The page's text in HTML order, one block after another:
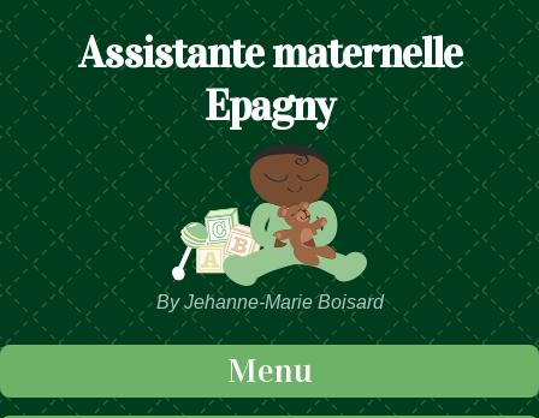
Assistante maternelle
Epagny
By Jehanne-Marie Boisard
Menu